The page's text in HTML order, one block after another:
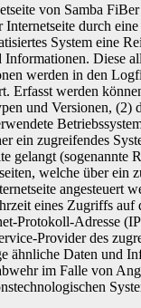
von Samba
durch
System eine
Informationen. Diese
werden in den
Erfasst werden
und Versionen, (2)
ein zugreifendes
gelangt (sogenannte
welche über ein
angesteuert
eines Zugriffs auf
Protokoll-Adresse
Provider des
ähnliche Daten und
im Falle von